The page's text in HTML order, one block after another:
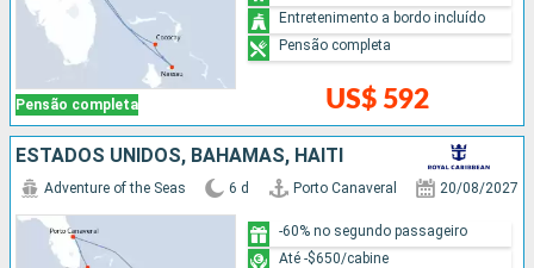
Pensão completa US$ 592
Entretenimento a bordo incluído
Pensão completa
ESTADOS UNIDOS, BAHAMAS, HAITI
Adventure of the Seas 6 d Porto Canaveral 20/08/2027
-60% no segundo passageiro
Até -$650/cabine